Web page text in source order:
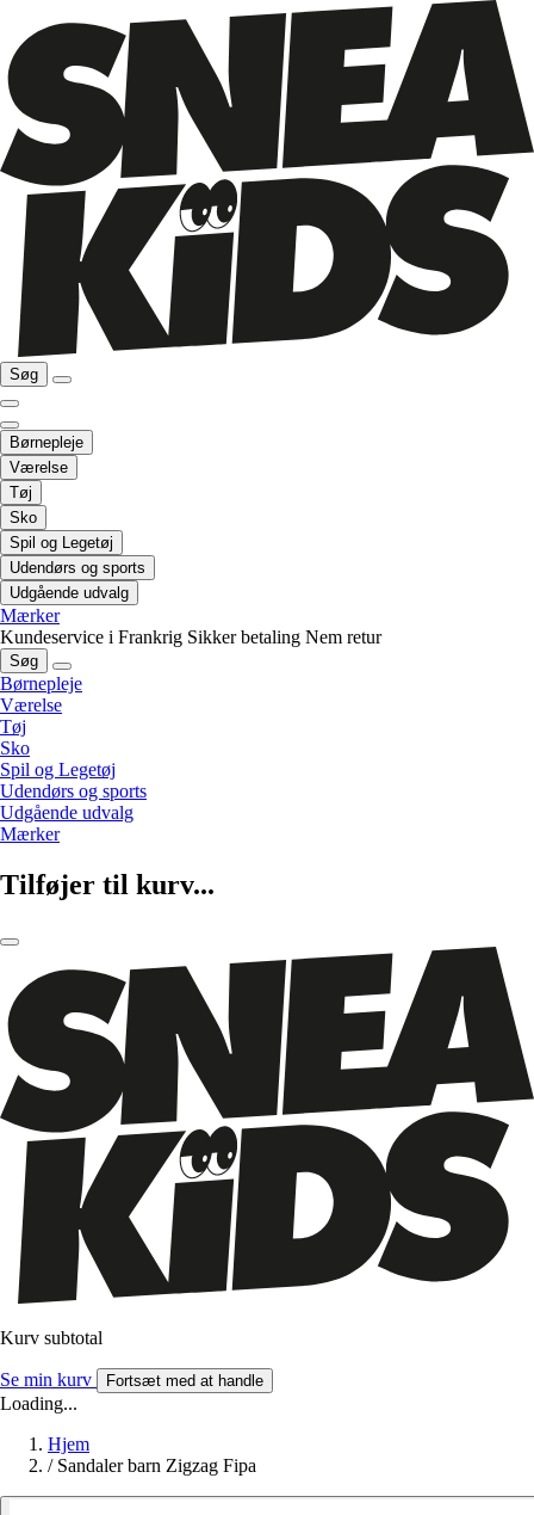
Søg
Børnepleje
Værelse
Tøj
Sko
Spil og Legetøj
Udendørs og sports
Udgående udvalg
Mærker
Kundeservice i Frankrig Sikker betaling Nem retur
Søg
Børnepleje
Værelse
Tøj
Sko
Spil og Legetøj
Udendørs og sports
Udgående udvalg
Mærker
Tilføjer til kurv...
Kurv subtotal
Se min kurv Fortsæt med at handle
Loading...
Hjem
/ Sandaler barn Zigzag Fipa